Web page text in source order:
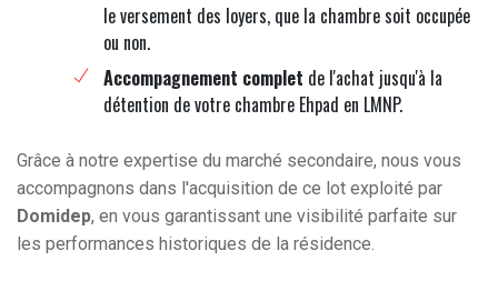
le versement des loyers, que la chambre soit occupée
ou non.
Accompagnement complet de l'achat jusqu'à la
détention de votre chambre Ehpad en LMNP.
Grâce à notre expertise du marché secondaire, nous vous
accompagnons dans l'acquisition de ce lot exploité par
Domidep, en vous garantissant une visibilité parfaite sur
les performances historiques de la résidence.